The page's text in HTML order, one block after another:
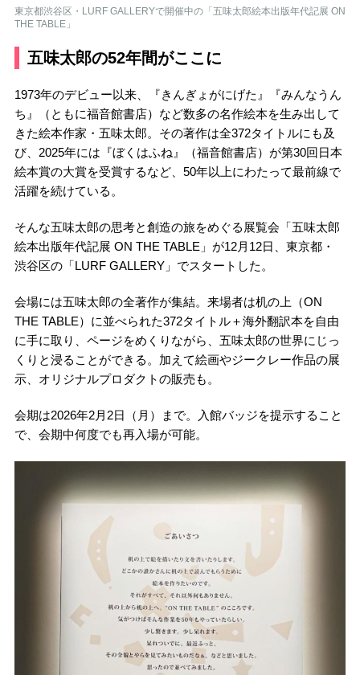
東京都渋谷区・LURF GALLERYで開催中の「五味太郎絵本出版年代記展 ON
THE TABLE」
五味太郎の52年間がここに
1973年のデビュー以来、『きんぎょがにげた』『みんなうん
ち』（ともに福音館書店）など数多の名作絵本を生み出して
きた絵本作家・五味太郎。その著作は全372タイトルにも及
び、2025年には『ぼくはふね』（福音館書店）が第30回日本
絵本賞の大賞を受賞するなど、50年以上にわたって最前線で
活躍を続けている。
そんな五味太郎の思考と創造の旅をめぐる展覧会「五味太郎
絵本出版年代記展 ON THE TABLE」が12月12日、東京都・
渋谷区の「LURF GALLERY」でスタートした。
会場には五味太郎の全著作が集結。来場者は机の上（ON
THE TABLE）に並べられた372タイトル＋海外翻訳本を自由
に手に取り、ページをめくりながら、五味太郎の世界にじっ
くりと浸ることができる。加えて絵画やジークレー作品の展
示、オリジナルプロダクトの販売も。
会期は2026年2月2日（月）まで。入館バッジを提示すること
で、会期中何度でも再入場が可能。